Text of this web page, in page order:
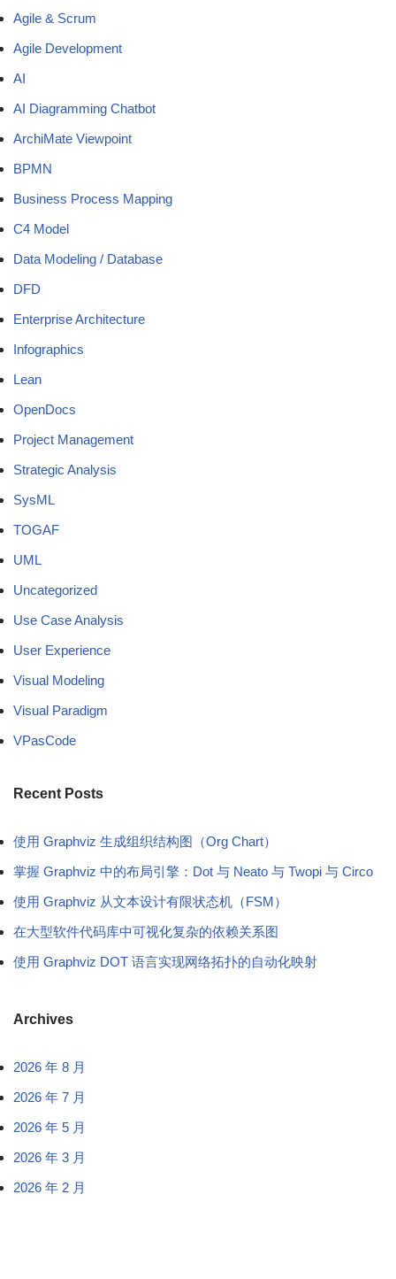
Agile & Scrum
Agile Development
AI
AI Diagramming Chatbot
ArchiMate Viewpoint
BPMN
Business Process Mapping
C4 Model
Data Modeling / Database
DFD
Enterprise Architecture
Infographics
Lean
OpenDocs
Project Management
Strategic Analysis
SysML
TOGAF
UML
Uncategorized
Use Case Analysis
User Experience
Visual Modeling
Visual Paradigm
VPasCode
Recent Posts
使用 Graphviz 生成组织结构图（Org Chart）
掌握 Graphviz 中的布局引擎：Dot 与 Neato 与 Twopi 与 Circo
使用 Graphviz 从文本设计有限状态机（FSM）
在大型软件代码库中可视化复杂的依赖关系图
使用 Graphviz DOT 语言实现网络拓扑的自动化映射
Archives
2026 年 8 月
2026 年 7 月
2026 年 5 月
2026 年 3 月
2026 年 2 月